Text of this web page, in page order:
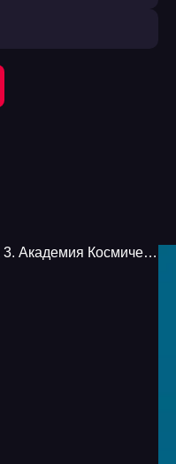
Академия Космического Флота 3. Академия Космического Флота: Художница на Танорге - Селина Катрин